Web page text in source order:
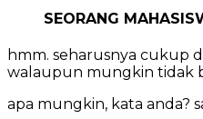
SEORANG
hmm. seharusnya cukup
walaupun mungkin tidak
apa mungkin, kata anda?